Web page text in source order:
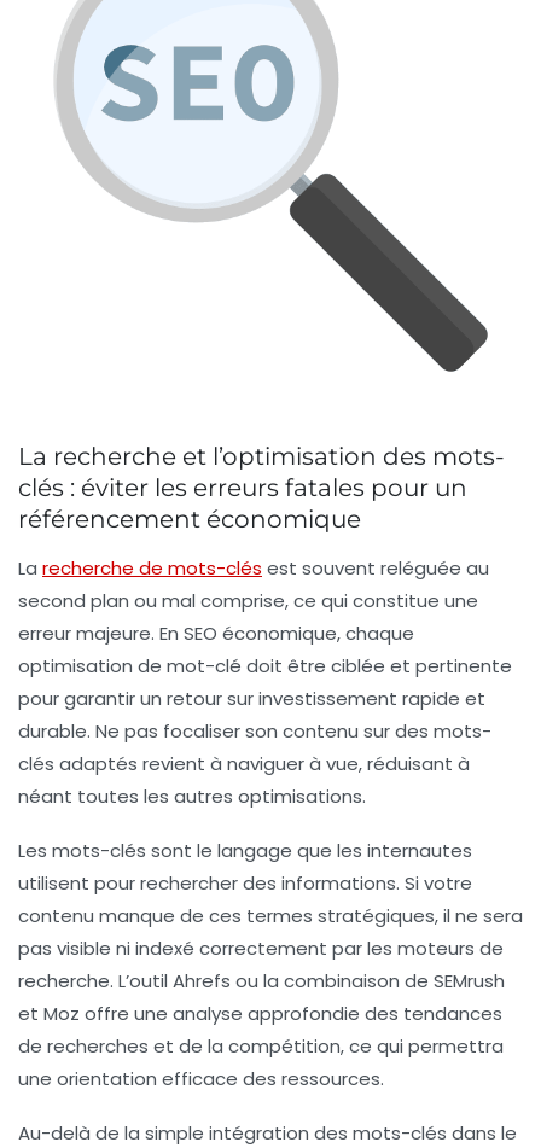
La recherche et l’optimisation des mots-
clés : éviter les erreurs fatales pour un
référencement économique
La recherche de mots-clés est souvent reléguée au
second plan ou mal comprise, ce qui constitue une
erreur majeure. En SEO économique, chaque
optimisation de mot-clé doit être ciblée et pertinente
pour garantir un retour sur investissement rapide et
durable. Ne pas focaliser son contenu sur des mots-
clés adaptés revient à naviguer à vue, réduisant à
néant toutes les autres optimisations.
Les mots-clés sont le langage que les internautes
utilisent pour rechercher des informations. Si votre
contenu manque de ces termes stratégiques, il ne sera
pas visible ni indexé correctement par les moteurs de
recherche. L’outil Ahrefs ou la combinaison de SEMrush
et Moz offre une analyse approfondie des tendances
de recherches et de la compétition, ce qui permettra
une orientation efficace des ressources.
Au-delà de la simple intégration des mots-clés dans le